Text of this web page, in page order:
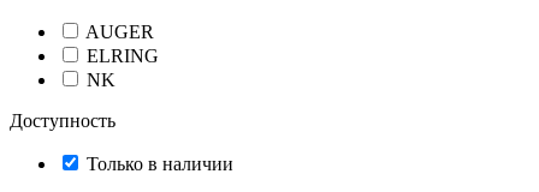
AUGER
ELRING
NK
Доступность
Только в наличии